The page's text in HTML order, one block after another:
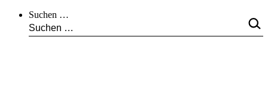
Suchen …